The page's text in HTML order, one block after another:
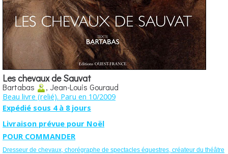
Les chevaux de Sauvat
Bartabas , Jean-Louis Gouraud
Beau livre (relié). Paru en 10/2009
Expédié sous 4 à 8 jours
Livraison prévue pour Noël
POUR COMMANDER
Dresseur de chevaux, chorégraphe de spectacles équestres, créateur du théâtre